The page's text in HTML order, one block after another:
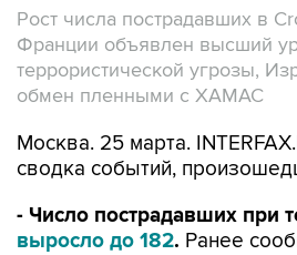
Рост числа пострадавших в
Франции объявлен высший
террористической угрозы,
обмен пленными с ХАМАС
Москва. 25 марта.
сводка событий,
- Число пострадавших при
выросло до 182. Ранее